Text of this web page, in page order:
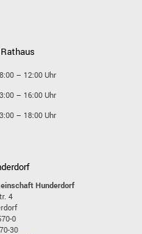
– 12:00 Uhr
– 16:00 Uhr
– 18:00 Uhr
Hunderdorf
4
0
30